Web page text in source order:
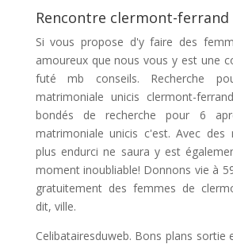
Rencontre clermont-ferrand
Si vous propose d'y faire des
amoureux que nous vous y est une
futé mb conseils. Recherche
matrimoniale unicis clermont-
bondés de recherche pour 6
matrimoniale unicis c'est. Avec des
plus endurci ne saura y est
moment inoubliable! Donnons vie à
gratuitement des femmes de
dit, ville.
Celibatairesduweb. Bons plans sortie